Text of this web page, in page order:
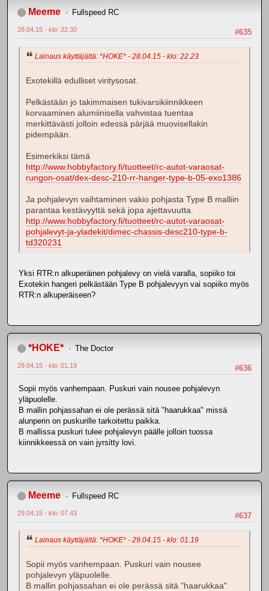
Meeme Fullspeed RC
#635
28.04.15 - klo: 22.30
Lainaus käyttäjältä: *HOKE* - 28.04.15 - klo: 22.23
Exotekillä edulliset viritysosat.
Pelkästään jo takimmaisen tukivarsikiinnikkeen
korvaaminen alumiinisella vahvistaa tuentaa
merkittävästi jolloin edessä pärjää muovisellakin
pidempään.
Esimerkiksi tämä
http://www.hobbyfactory.fi/tuotteet/rc-autot-varaosat-
rungon-osat/dex-desc-210-rr-hanger-type-b-05-exo1386
Ja pohjalevyn vaihtaminen vakio pohjasta Type B malliin
parantaa kestävyyttä sekä jopa ajettavuutta.
http://www.hobbyfactory.fi/tuotteet/rc-autot-varaosat-
pohjalevyt-ja-yladekit/dimec-chassis-desc210-type-b-
td320231
Yksi RTR:n alkuperäinen pohjalevy on vielä varalla, sopiiko toi
Exotekin hangeri pelkästään Type B pohjalevyyn vai sopiiko myös
RTR:n alkuperäiseen?
*HOKE* The Doctor
#636
29.04.15 - klo: 01.19
Sopii myös vanhempaan. Puskuri vain nousee pohjalevyn
yläpuolelle.
B mallin pohjassahan ei ole perässä sitä "haarukkaa" missä
alunperin on puskurille tarkoitettu paikka.
B mallissa puskuri tulee pohjalevyn päälle jolloin tuossa
kiinnikkeessä on vain jyrsitty lovi.
Meeme Fullspeed RC
#637
29.04.15 - klo: 07.43
Lainaus käyttäjältä: *HOKE* - 29.04.15 - klo: 01.19
Sopii myös vanhempaan. Puskuri vain nousee
pohjalevyn yläpuolelle.
B mallin pohjassahan ei ole perässä sitä "haarukkaa"